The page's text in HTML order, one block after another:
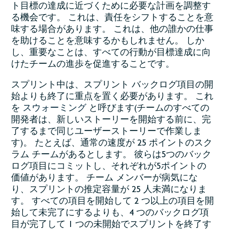
ト目標の達成に近づくために必要な計画を調整す
る機会です。 これは、責任をシフトすることを意
味する場合があります。 これは、他の誰かの仕事
を助けることを意味するかもしれません。 しか
し、重要なことは、すべての行動が目標達成に向
けたチームの進歩を促進することです。
スプリント中は、スプリント バックログ項目の開
始よりも終了に重点を置く必要があります。 これ
を スウォーミング
と呼びます(チームのすべての
開発者は、新しいストーリーを開始する前に、完
了するまで同じユーザーストーリーで作業しま
す)。 たとえば、通常の速度が 25 ポイントのスク
ラム チームがあるとします。 彼らは5つのバック
ログ項目にコミットし、それぞれが5ポイントの
価値があります。 チーム メンバーが病気にな
り、スプリントの推定容量が 25 人未満になりま
す。 すべての項目を開始して 2 つ以上の項目を開
始して未完了にするよりも、4 つのバックログ項
目が完了して 1 つの未開始でスプリントを終了す